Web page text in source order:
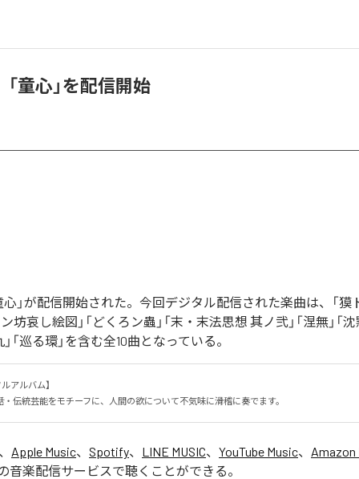
童心」を配信開始
心」が配信開始された。今回デジタル配信された楽曲は、「獏
坊哀し絵図」「どくろン蟲」「末・末法思想 其ノ弐」「涅無」「沈
」「巡る環」を含む全10曲となっている。
アルバム】
伝統芸能をモチーフに、人間の欲について不気味に滑稽に奏でます。
Apple Music、 Spotify、 LINE MUSIC、 YouTube Music、 Amazon
音楽配信サービスで聴くことができる。